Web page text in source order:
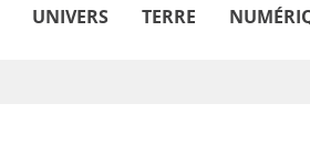
UNIVERS TERRE